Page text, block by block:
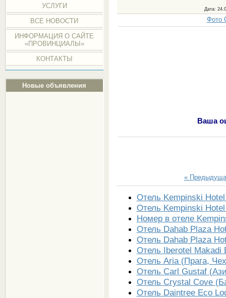
УСЛУГИ
ВСЕ НОВОСТИ
ИНФОРМАЦИЯ О САЙТЕ
«ПРОВИНЦИАЛЫ»
КОНТАКТЫ
Новые объявления
Дата:
Фото
Ваша
«
Отель Kempinski
Отель Kempinski
Номер в отеле
Отель Dahab Plaza
Отель Dahab Plaza
Отель Iberotel Makadi
Отель Aria (Прага,
Отель Carl Gustaf
Отель Crystal Cove
Отель Daintree Eco